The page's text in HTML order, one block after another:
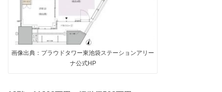
画像出典：プラウドタワー東池袋ステーションアリー
ナ公式HP